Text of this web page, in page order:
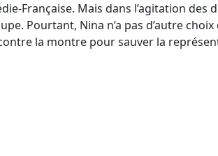
Française. Mais dans l’agitation
Pourtant, Nina n’a pas d’autre choix
contre la montre pour sauver la